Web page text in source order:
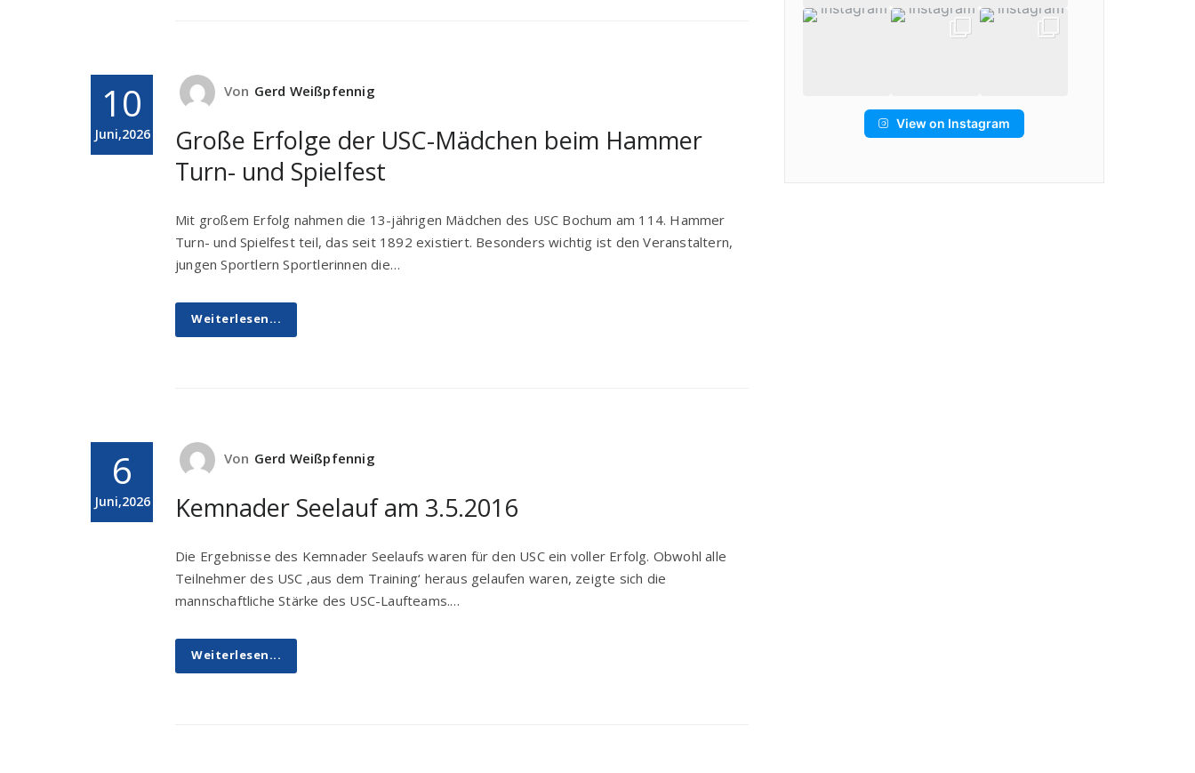
10
Juni,2026
Von Gerd Weißpfennig
Große Erfolge der USC-Mädchen beim Hammer
Turn- und Spielfest
Mit großem Erfolg nahmen die 13-jährigen Mädchen des USC Bochum am 114. Hammer
Turn- und Spielfest teil, das seit 1892 existiert. Besonders wichtig ist den Veranstaltern,
jungen Sportlern Sportlerinnen die…
Weiterlesen...
6
Juni,2026
Von Gerd Weißpfennig
Kemnader Seelauf am 3.5.2016
Die Ergebnisse des Kemnader Seelaufs waren für den USC ein voller Erfolg. Obwohl alle
Teilnehmer des USC ‚aus dem Training‘ heraus gelaufen waren, zeigte sich die
mannschaftliche Stärke des USC-Laufteams.…
Weiterlesen...
View on Instagram